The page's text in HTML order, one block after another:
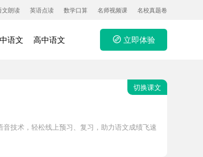
文朗读 英语点读 数学口算 名师视频课 名校真题卷
语文 高中语文 立即体验
技术，轻松线上预习、复习，助力语文成绩飞速
切换课文